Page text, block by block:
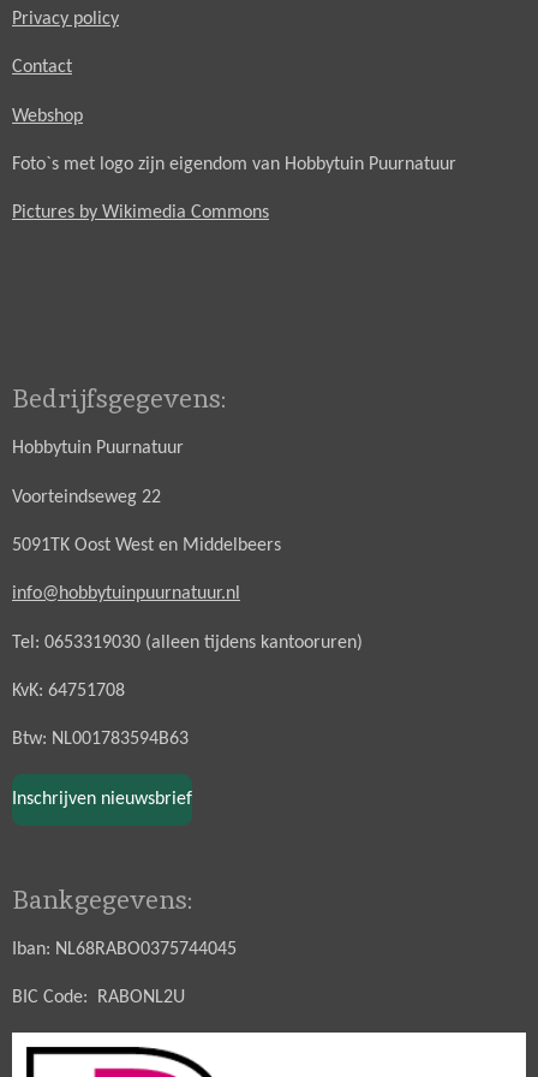
Privacy policy
Contact
Webshop
Foto`s met logo zijn eigendom van Hobbytuin Puurnatuur
Pictures by Wikimedia Commons
Bedrijfsgegevens:
Hobbytuin Puurnatuur
Voorteindseweg 22
5091TK Oost West en Middelbeers
info@hobbytuinpuurnatuur.nl
Tel: 0653319030 (alleen tijdens kantooruren)
KvK: 64751708
Btw: NL001783594B63
Inschrijven nieuwsbrief
Bankgegevens:
Iban: NL68RABO0375744045
BIC Code: RABONL2U